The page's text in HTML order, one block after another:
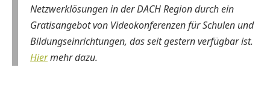
Netzwerklösungen in der DACH Region durch ein
Gratisangebot von Videokonferenzen für Schulen und
Bildungseinrichtungen, das seit gestern verfügbar ist.
Hiermehr dazu.